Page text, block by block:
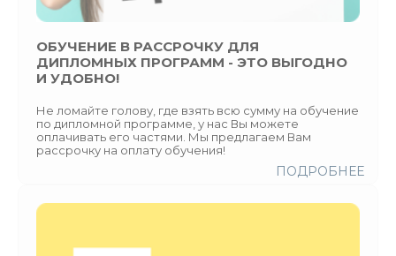
ОБУЧЕНИЕ В РАССРОЧКУ ДЛЯ
ДИПЛОМНЫХ ПРОГРАММ - ЭТО ВЫГОДНО
И УДОБНО!
Не ломайте голову, где взять всю сумму на обучение
по дипломной программе, у нас Вы можете
оплачивать его частями. Мы предлагаем Вам
рассрочку на оплату обучения!
ПОДРОБНЕЕ